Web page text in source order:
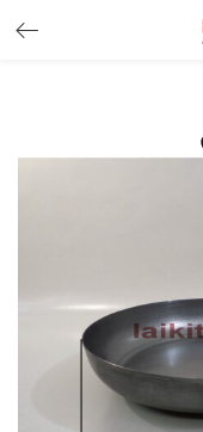
ΕΊΣΟΔΟΣ
Υπενθύμιση κωδικού
Χάσατε τον κωδικό σας